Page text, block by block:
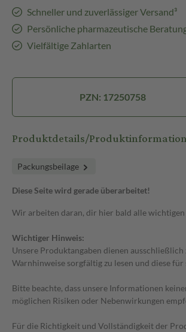
Schneller und zuverlässiger Versand³
Persönliche pharmazeutische
Vielfältige Zahlarten
PZN: 17250758
Produktdetails/
Packungsbeilage
Diese Seite wird gerade überarbeitet!
Wir arbeiten daran, dir hier bald alle
Wichtiger Hinweis:
Unsere Produktangaben dienen
Warnhinweise sorgfältig zu lesen und diese
Bitte beachte, dass unsere Informationen
möglichen Risiken oder Nebenwirkungen
Für die Richtigkeit und Vollständigkeit der